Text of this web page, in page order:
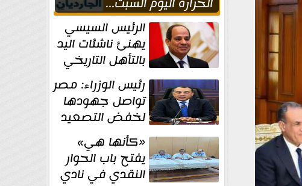
العظمى في القاهره 36
درجة الرئيس السيسي
يهنئ ناشئات اليد
بالتأهل التاريخي
إلى نصف نهائي
كأس العالم رئيس الوزراء: مصر
تواصل جهودها
لخفض التصعيد
والحفاظ على
الاستقرار الإقليمي«كأنها هي»
يفتح باب الحوار
النقدي في نادي